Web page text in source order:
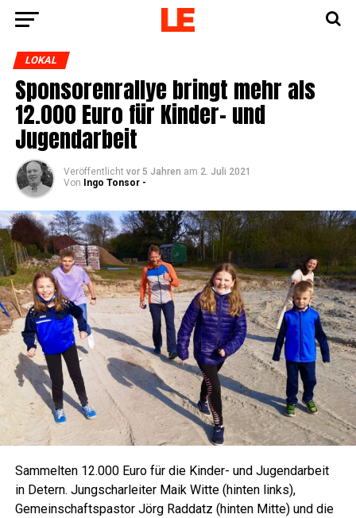
LOKAL
Spon­so­ren­ral­lye bringt mehr als
12.000 Euro für Kin­der- und
Jugendarbeit
Veröffentlicht vor 5 Jahren am 2. Juli 2021
Von
Ingo Tonsor -
Sam­mel­ten 12.000 Euro für die Kin­der- und Jugend­ar­beit
in Detern. Jung­schar­lei­ter Maik Wit­te (hin­ten links),
Gemein­schafts­pas­tor Jörg Rad­datz (hin­ten Mit­te) und die